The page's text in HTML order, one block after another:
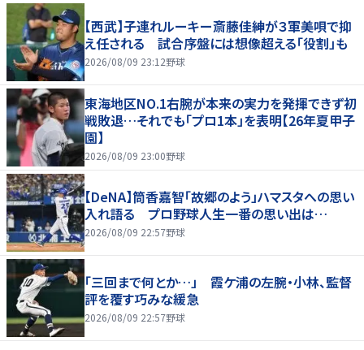
【西武】子連れルーキー斎藤佳紳が３軍美唄で抑
え任される 試合序盤には想像超える「役割」も
2026/08/09 23:12野球
東海地区NO.1右腕が本来の実力を発揮できず初
戦敗退…それでも「プロ1本」を表明【26年夏甲子
園】
2026/08/09 23:00野球
【DeNA】筒香嘉智「故郷のよう」ハマスタへの思い
入れ語る プロ野球人生一番の思い出は…
2026/08/09 22:57野球
「三回まで何とか…」 霞ケ浦の左腕・小林、監督
評を覆す巧みな緩急
2026/08/09 22:57野球